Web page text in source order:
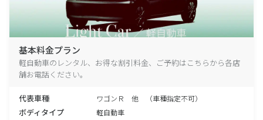
基本料金プラン
軽自動車のレンタル、お得な割引料金、ご予約はこちらから各店
舗お電話ください。
代表車種 ワゴンＲ 他 （車種指定不可）
ボディタイプ 軽自動車